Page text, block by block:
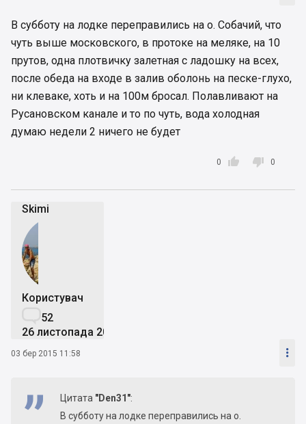
В субботу на лодке переправились на о. Собачий, что
чуть выше московского, в протоке на меляке, на 10
прутов, одна плотвичку залетная с ладошку на всех,
после обеда на входе в залив оболонь на песке-глухо,
ни клеваке, хоть и на 100м бросал. Полавливают на
Русановском канале и то по чуть, вода холодная
думаю недели 2 ничего не будет

0  0
Skimi
Користувач
52
26 листопада 2014
03 бер 2015 11:58 
Цитата "Den31":
В субботу на лодке переправились на о.